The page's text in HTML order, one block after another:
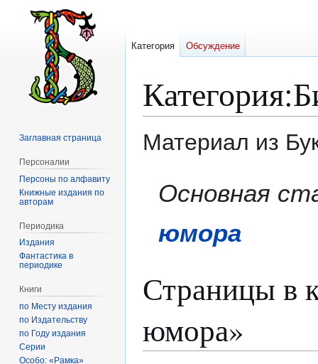
Категория:
Материал из
Основная
юмора
Страницы в
юмора»
Категория Обсуждение
Заглавная страница
Персоналии
Персоны по алфавиту
Книжные издания по
авторам
Периодика
Издания
Фантастика в
периодике
Книги
по Месту издания
по Издательству
по Году издания
Серии
Особо: «Рамка»